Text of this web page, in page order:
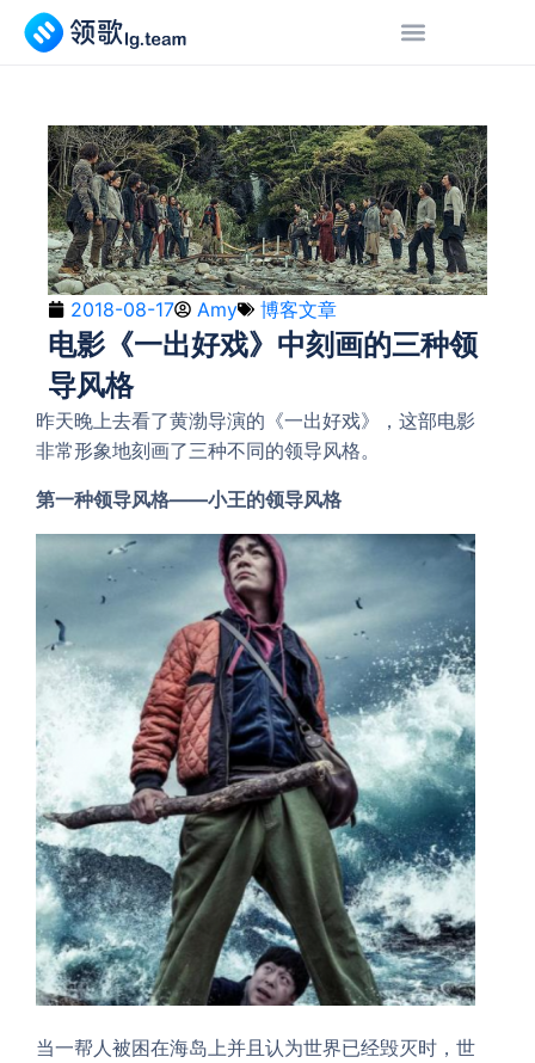
2018-08-17 Amy 博客文章
电影《一出好戏》中刻画的三种领
导风格
昨天晚上去看了黄渤导演的《一出好戏》，这部电影
非常形象地刻画了三种不同的领导风格。
第一种领导风格——小王的领导风格
当一帮人被困在海岛上并且认为世界已经毁灭时，世